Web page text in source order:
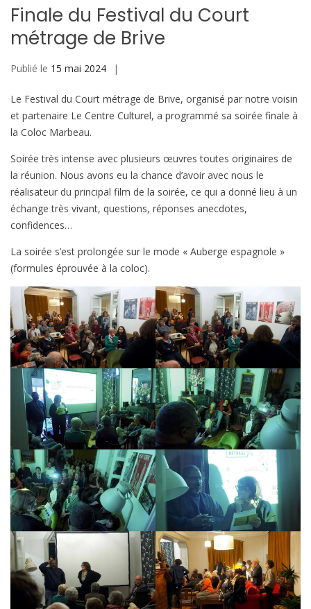
Finale du Festival du Court
métrage de Brive
Publié le 15 mai 2024
Le Festival du Court métrage de Brive, organisé par notre voisin
et partenaire Le Centre Culturel, a programmé sa soirée finale à
la Coloc Marbeau.
Soirée très intense avec plusieurs œuvres toutes originaires de
la réunion. Nous avons eu la chance d’avoir avec nous le
réalisateur du principal film de la soirée, ce qui a donné lieu à un
échange très vivant, questions, réponses anecdotes,
confidences…
La soirée s’est prolongée sur le mode « Auberge espagnole »
(formules éprouvée à la coloc).